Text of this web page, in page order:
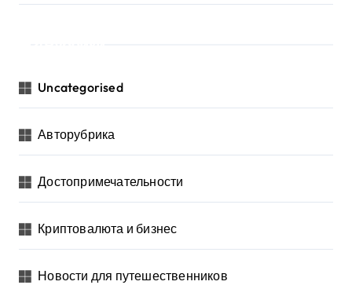
Uncategorised
Авторубрика
Достопримечательности
Криптовалюта и бизнес
Новости для путешественников